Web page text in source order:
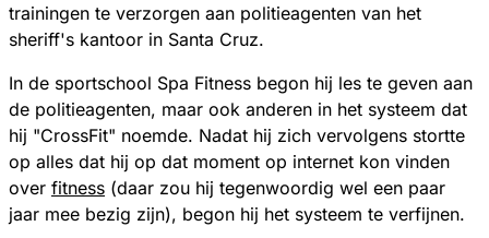
trainingen te verzorgen aan politieagenten van het
sheriff's kantoor in Santa Cruz.
In de sportschool Spa Fitness begon hij les te geven aan
de politieagenten, maar ook anderen in het systeem dat
hij "CrossFit" noemde. Nadat hij zich vervolgens stortte
op alles dat hij op dat moment op internet kon vinden
over fitness (daar zou hij tegenwoordig wel een paar
jaar mee bezig zijn), begon hij het systeem te verfijnen.